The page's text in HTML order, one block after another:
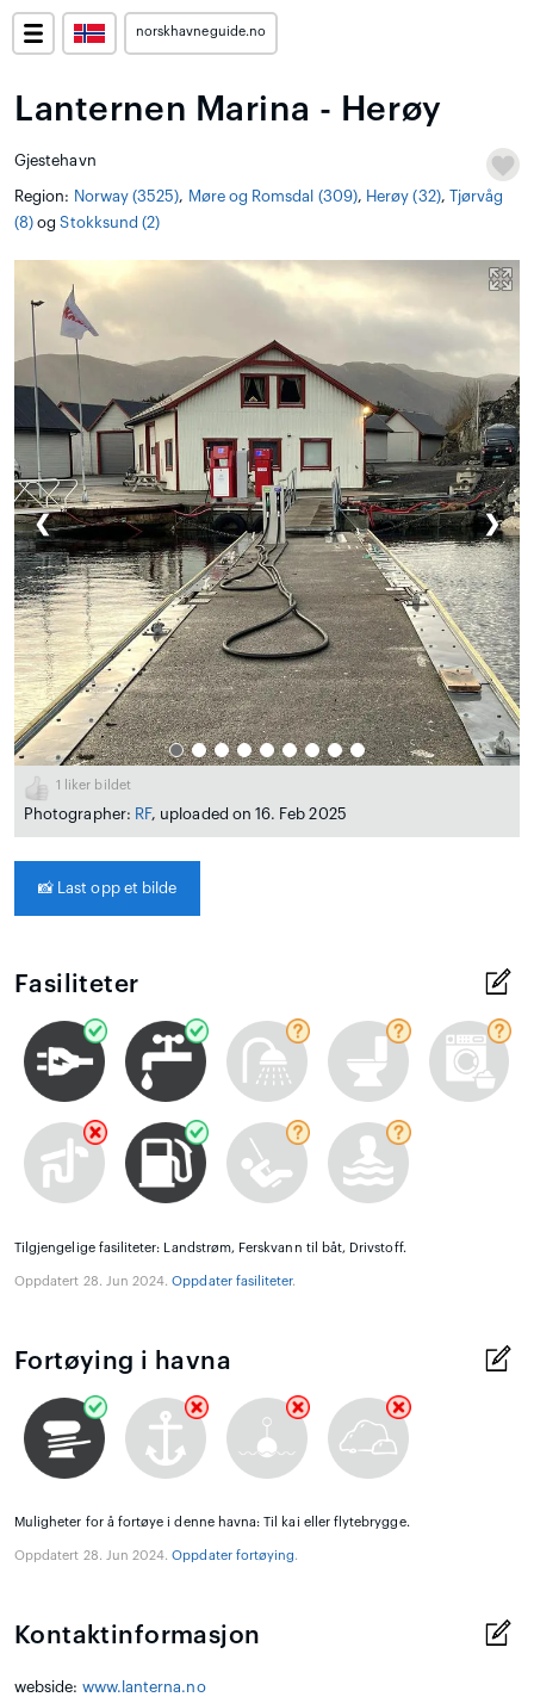
norskhavneguide.no
Lanternen Marina - Herøy
Gjestehavn
Region: Norway (3525), Møre og Romsdal (309), Herøy (32), Tjørvåg
(8) ogStokksund (2)
❮ ❯
1 liker bildet
Photographer: RF, uploaded on 16. Feb 2025
📸 Last opp et bilde
Fasiliteter
Tilgjengelige fasiliteter: Landstrøm, Ferskvann til båt, Drivstoff.
Oppdatert 28. Jun 2024.Oppdater fasiliteter.
Fortøying i havna
Muligheter for å fortøye i denne havna: Til kai eller flytebrygge.
Oppdatert 28. Jun 2024.Oppdater fortøying.
Kontaktinformasjon
webside: www.lanterna.no